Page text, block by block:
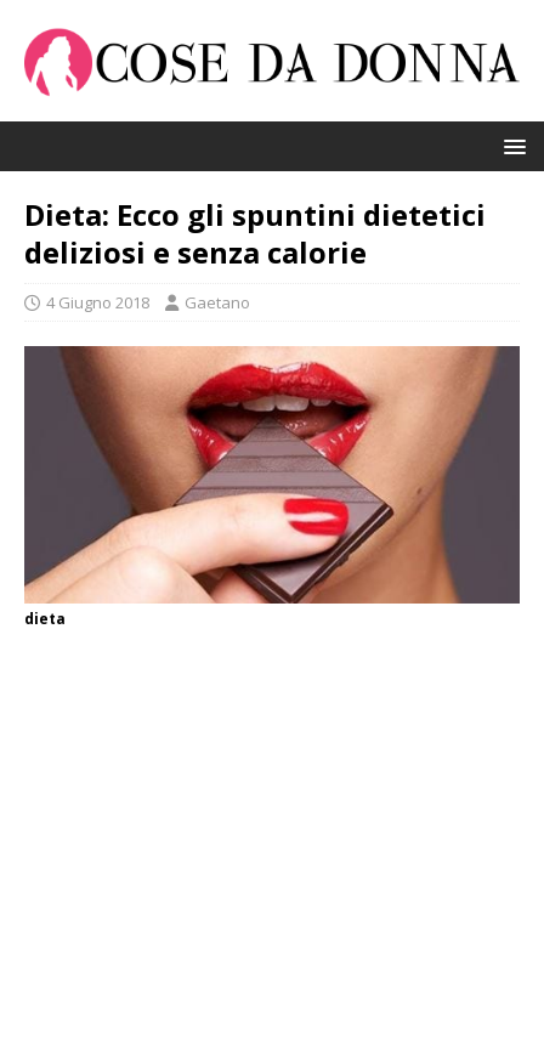
Dieta: Ecco gli spuntini dietetici
deliziosi e senza calorie
4 Giugno 2018 Gaetano
dieta